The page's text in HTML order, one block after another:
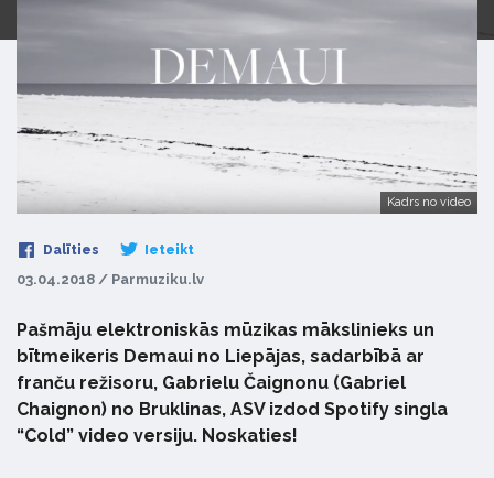
Kadrs no video
Dalīties Ieteikt
03.04.2018 / Parmuziku.lv
Pašmāju elektroniskās mūzikas mākslinieks un
bītmeikeris Demaui no Liepājas, sadarbībā ar
franču režisoru, Gabrielu Čaignonu (Gabriel
Chaignon) no Bruklinas, ASV izdod Spotify singla
“Cold” video versiju. Noskaties!